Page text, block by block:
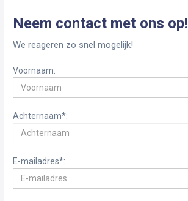
Neem contact met ons op!
We reageren zo snel mogelijk!
Voornaam:
Achternaam*:
E-mailadres*: